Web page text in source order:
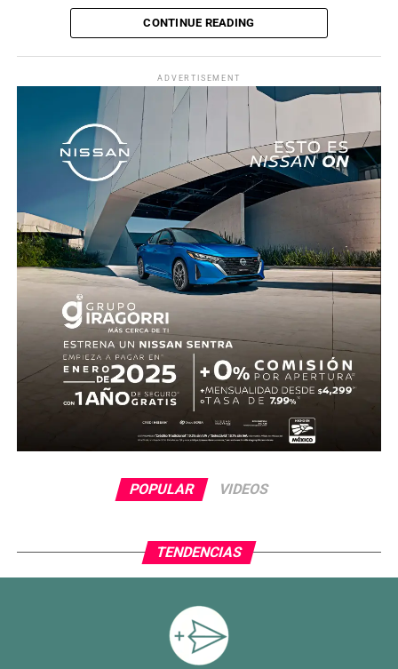
puerta del lado del conductor.
realizaron las diligencias correspondientes y el
levantamiento del cuerpo. Hasta el momento no se
cuenta con información sobre los agresores, y el cadáver
fue trasladado al Servicio Médico Forense en espera de
ser identificado, en tanto continúan las investigaciones.
CONTINUE READING
ADVERTISEMENT
POPULAR VIDEOS
TENDENCIAS